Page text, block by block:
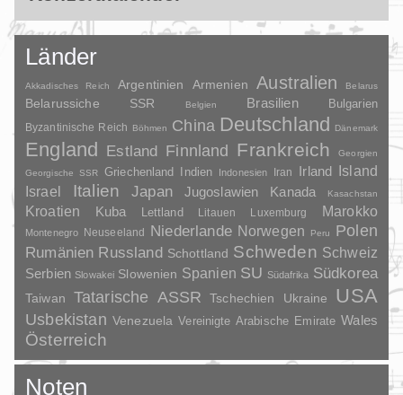
Länder
Akkadisches Reich Argentinien Armenien Australien Belarus
Belarussiche SSR Belgien Brasilien Bulgarien
Byzantinische Reich Böhmen China Deutschland Dänemark
England Estland Finnland Frankreich
Georgien
Georgische SSR
Griechenland Indien Indonesien Iran Irland
Island
Israel
Italien Japan Jugoslawien Kanada Kasachstan
Kroatien Kuba Lettland Litauen Luxemburg Marokko
Montenegro Neuseeland Niederlande Norwegen Peru
Polen
Rumänien Russland Schottland Schweden Schweiz
Serbien Slowakei Slowenien Spanien SU Südafrika Südkorea
Taiwan Tatarische ASSR Tschechien Ukraine USA
Usbekistan Venezuela Vereinigte Arabische Emirate Wales
Österreich
Noten